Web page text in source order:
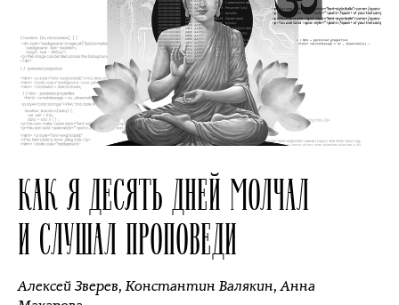
КАК Я ДЕСЯТЬ ДНЕЙ МОЛЧАЛ
И СЛУШАЛ ПРОПОВЕДИ
Алексей Зверев,Константин Валякин,Анна